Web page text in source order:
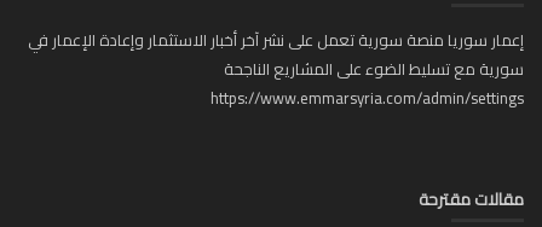
سوريا منصة سورية تعمل على نشر آخر أخبار الاستثمار وإعادة الإعمار في
مع تسليط الضوء على المشاريع الناجحة
https://www.emmarsyria.com/admin/
مقترحة